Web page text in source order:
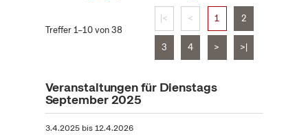
Treffer 1–10 von 38
|< < 1 2
3 4 > >|
Veranstaltungen für Dienstags
September 2025
3.4.2025bis12.4.2026